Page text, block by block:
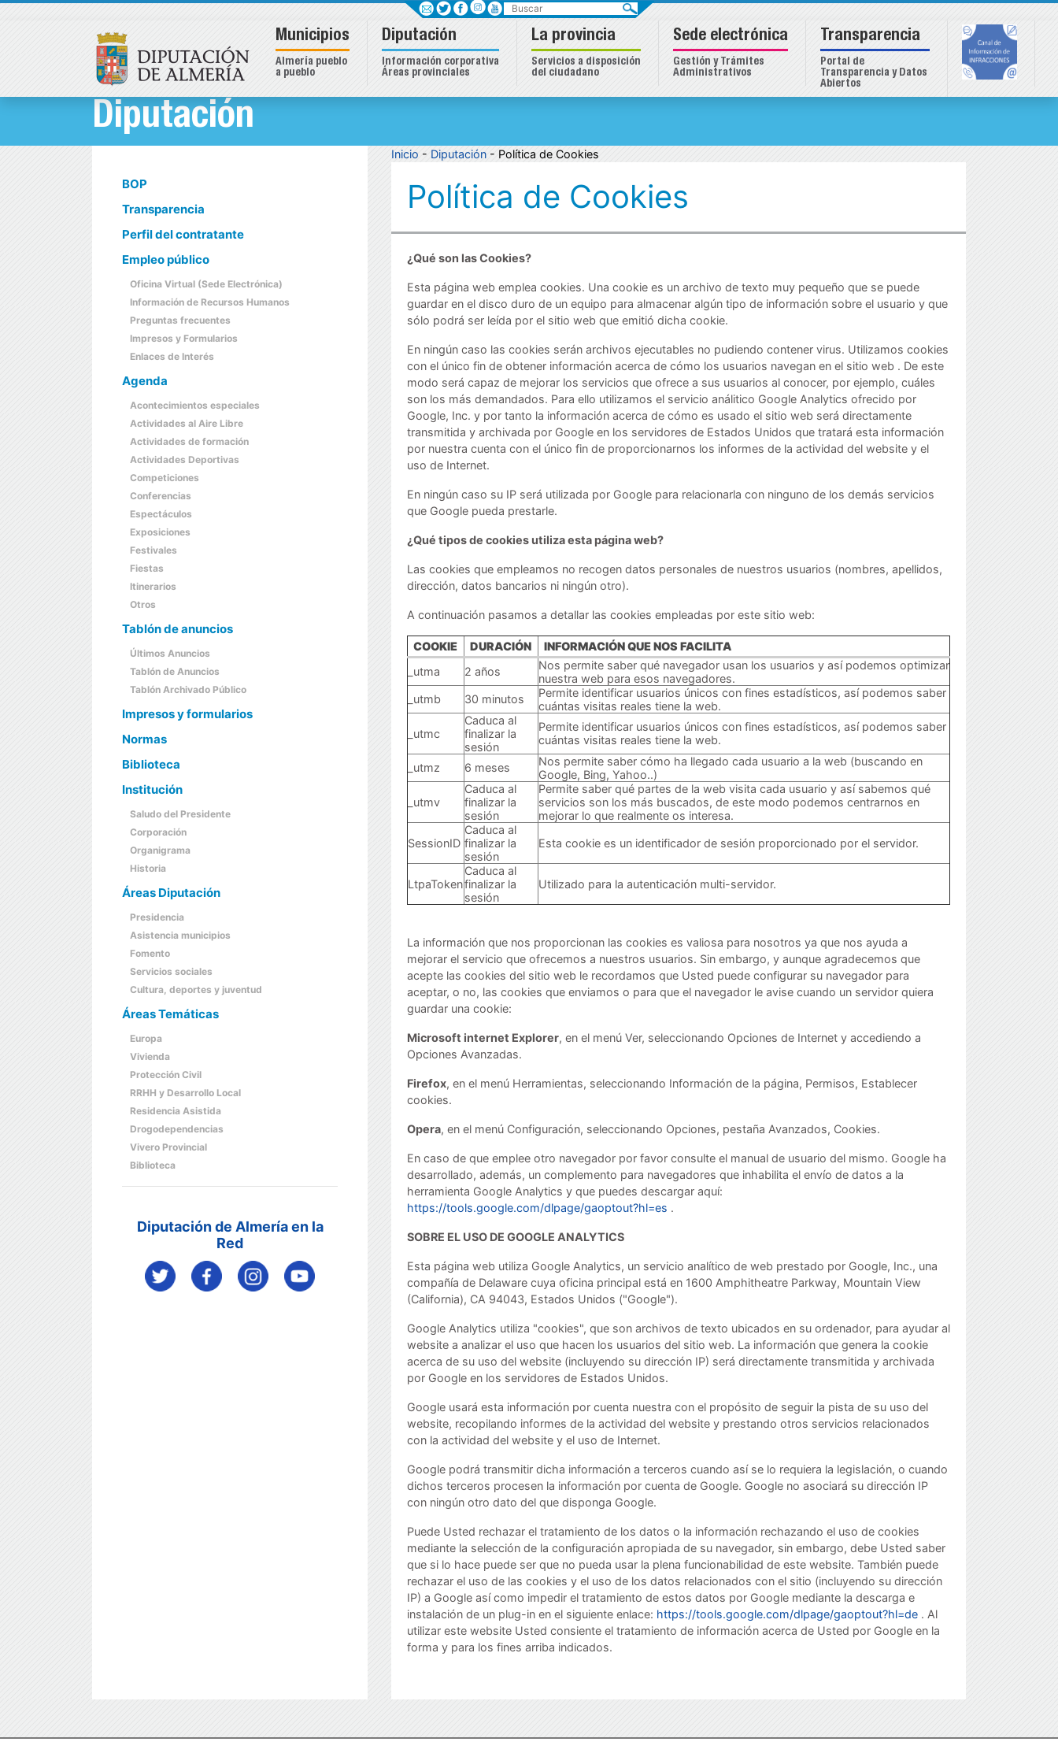
Diputación
BOP
Transparencia
Perfil del contratante
Empleo público
Oficina Virtual (Sede Electrónica)
Información de Recursos Humanos
Preguntas frecuentes
Impresos y Formularios
Enlaces de Interés
Agenda
Acontecimientos especiales
Actividades al Aire Libre
Actividades de formación
Actividades Deportivas
Competiciones
Conferencias
Espectáculos
Exposiciones
Festivales
Fiestas
Itinerarios
Otros
Tablón de anuncios
Últimos Anuncios
Tablón de Anuncios
Tablón Archivado Público
Impresos y formularios
Normas
Biblioteca
Institución
Saludo del Presidente
Corporación
Organigrama
Historia
Áreas Diputación
Presidencia
Asistencia municipios
Fomento
Servicios sociales
Cultura, deportes y juventud
Áreas Temáticas
Europa
Vivienda
Protección Civil
RRHH y Desarrollo Local
Residencia Asistida
Drogodependencias
Vivero Provincial
Biblioteca
Diputación de Almería en la
Red
Inicio - Diputación - Política de Cookies
Política de Cookies
¿Qué son las Cookies?
Esta página web emplea cookies. Una cookie es un archivo de texto muy pequeño que se puede
guardar en el disco duro de un equipo para almacenar algún tipo de información sobre el usuario y que
sólo podrá ser leída por el sitio web que emitió dicha cookie.
En ningún caso las cookies serán archivos ejecutables no pudiendo contener virus. Utilizamos cookies
con el único fin de obtener información acerca de cómo los usuarios navegan en el sitio web . De este
modo será capaz de mejorar los servicios que ofrece a sus usuarios al conocer, por ejemplo, cuáles
son los más demandados. Para ello utilizamos el servicio análitico Google Analytics ofrecido por
Google, Inc. y por tanto la información acerca de cómo es usado el sitio web será directamente
transmitida y archivada por Google en los servidores de Estados Unidos que tratará esta información
por nuestra cuenta con el único fin de proporcionarnos los informes de la actividad del website y el
uso de Internet.
En ningún caso su IP será utilizada por Google para relacionarla con ninguno de los demás servicios
que Google pueda prestarle.
¿Qué tipos de cookies utiliza esta página web?
Las cookies que empleamos no recogen datos personales de nuestros usuarios (nombres, apellidos,
dirección, datos bancarios ni ningún otro).
A continuación pasamos a detallar las cookies empleadas por este sitio web:
COOKIE DURACIÓN
INFORMACIÓN QUE NOS FACILITA
_utma
2 años
Nos permite saber qué navegador usan los usuarios y así podemos optimizar
nuestra web para esos navegadores.
_utmb
30 minutos
Permite identificar usuarios únicos con fines estadísticos, así podemos saber
cuántas visitas reales tiene la web.
_utmc
Caduca al
finalizar la
sesión
Permite identificar usuarios únicos con fines estadísticos, así podemos saber
cuántas visitas reales tiene la web.
_utmz 6 meses
Nos permite saber cómo ha llegado cada usuario a la web (buscando en
Google, Bing, Yahoo..)
_utmv
Caduca al
finalizar la
sesión
Permite saber qué partes de la web visita cada usuario y así sabemos qué
servicios son los más buscados, de este modo podemos centrarnos en
mejorar lo que realmente os interesa.
SessionID
Caduca al
finalizar la
sesión
Esta cookie es un identificador de sesión proporcionado por el servidor.
LtpaToken
Caduca al
finalizar la
sesión
Utilizado para la autenticación multi-servidor.
La información que nos proporcionan las cookies es valiosa para nosotros ya que nos ayuda a
mejorar el servicio que ofrecemos a nuestros usuarios. Sin embargo, y aunque agradecemos que
acepte las cookies del sitio web le recordamos que Usted puede configurar su navegador para
aceptar, o no, las cookies que enviamos o para que el navegador le avise cuando un servidor quiera
guardar una cookie:
Microsoft internet Explorer, en el menú Ver, seleccionando Opciones de Internet y accediendo a
Opciones Avanzadas.
Firefox, en el menú Herramientas, seleccionando Información de la página, Permisos, Establecer
cookies.
Opera, en el menú Configuración, seleccionando Opciones, pestaña Avanzados, Cookies.
En caso de que emplee otro navegador por favor consulte el manual de usuario del mismo. Google ha
desarrollado, además, un complemento para navegadores que inhabilita el envío de datos a la
herramienta Google Analytics y que puedes descargar aquí:
https://tools.google.com/dlpage/gaoptout?hl=es .
SOBRE EL USO DE GOOGLE ANALYTICS
Esta página web utiliza Google Analytics, un servicio analítico de web prestado por Google, Inc., una
compañía de Delaware cuya oficina principal está en 1600 Amphitheatre Parkway, Mountain View
(California), CA 94043, Estados Unidos ("Google").
Google Analytics utiliza "cookies", que son archivos de texto ubicados en su ordenador, para ayudar al
website a analizar el uso que hacen los usuarios del sitio web. La información que genera la cookie
acerca de su uso del website (incluyendo su dirección IP) será directamente transmitida y archivada
por Google en los servidores de Estados Unidos.
Google usará esta información por cuenta nuestra con el propósito de seguir la pista de su uso del
website, recopilando informes de la actividad del website y prestando otros servicios relacionados
con la actividad del website y el uso de Internet.
Google podrá transmitir dicha información a terceros cuando así se lo requiera la legislación, o cuando
dichos terceros procesen la información por cuenta de Google. Google no asociará su dirección IP
con ningún otro dato del que disponga Google.
Puede Usted rechazar el tratamiento de los datos o la información rechazando el uso de cookies
mediante la selección de la configuración apropiada de su navegador, sin embargo, debe Usted saber
que si lo hace puede ser que no pueda usar la plena funcionabilidad de este website. También puede
rechazar el uso de las cookies y el uso de los datos relacionados con el sitio (incluyendo su dirección
IP) a Google así como impedir el tratamiento de estos datos por Google mediante la descarga e
instalación de un plug-in en el siguiente enlace: https://tools.google.com/dlpage/gaoptout?hl=de . Al
utilizar este website Usted consiente el tratamiento de información acerca de Usted por Google en la
forma y para los fines arriba indicados.
Buscar
Municipios
Almería pueblo
a pueblo
Diputación
Información corporativa
Áreas provinciales
La provincia
Servicios a disposición
del ciudadano
Sede electrónica
Gestión y Trámites
Administrativos
Transparencia
Portal de
Transparencia y Datos
Abiertos